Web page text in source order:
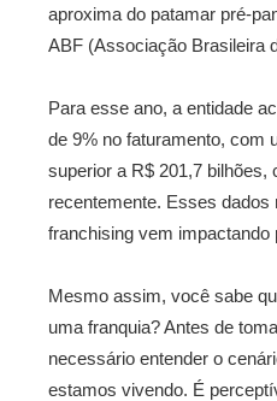
aproxima do patamar pré-
ABF (Associação Brasileira
Para esse ano, a entidade
de 9% no faturamento, com
superior a R$ 201,7 bilhões,
recentemente. Esses dados
franchising vem impactando
Mesmo assim, você sabe
uma franquia? Antes de
necessário entender o
estamos vivendo. É